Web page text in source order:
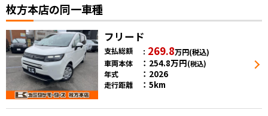
枚方本店の同一車種
フリード
支払総額 269.8万円(税込)
車両本体
254.8万円(税込)
年式 2026
走行距離 5km